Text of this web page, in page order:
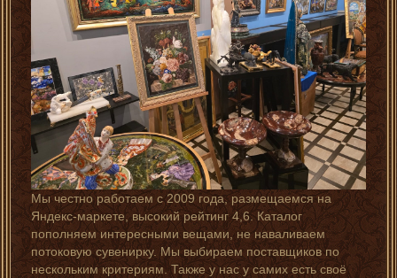
Мы честно работаем с 2009 года, размещаемся на
Яндекс-маркете, высокий рейтинг 4,6. Каталог
пополняем интересными вещами, не наваливаем
потоковую сувенирку. Мы выбираем поставщиков по
нескольким критериям. Также у нас у самих есть своё